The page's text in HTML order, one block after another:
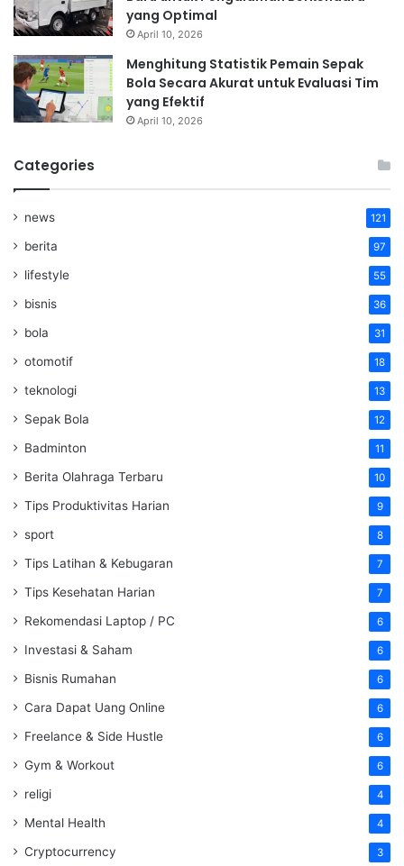
yang Optimal
April 10, 2026
Menghitung Statistik Pemain Sepak
Bola Secara Akurat untuk Evaluasi Tim
yang Efektif
April 10, 2026
Categories
news 121
berita 97
lifestyle 55
bisnis 36
bola 31
otomotif 18
teknologi 13
Sepak Bola 12
Badminton 11
Berita Olahraga Terbaru 10
Tips Produktivitas Harian 9
sport 8
Tips Latihan & Kebugaran 7
Tips Kesehatan Harian 7
Rekomendasi Laptop / PC 6
Investasi & Saham 6
Bisnis Rumahan 6
Cara Dapat Uang Online 6
Freelance & Side Hustle 6
Gym & Workout 6
religi 4
Mental Health 4
Cryptocurrency 3